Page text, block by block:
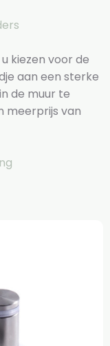
kiezen voor de
aan een sterke
de muur te
meerprijs van